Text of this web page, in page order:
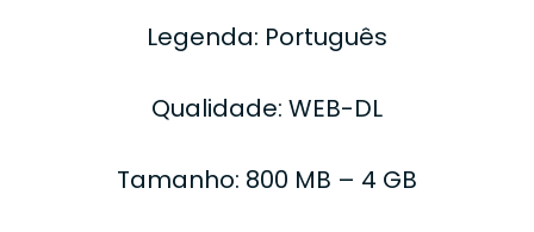
Legenda: Português
Qualidade: WEB-DL
Tamanho: 800 MB – 4 GB